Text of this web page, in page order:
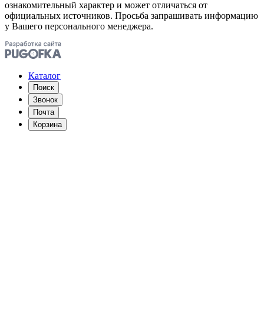
ознакомительный характер и может отличаться от
официальных источников. Просьба запрашивать информацию
у Вашего персонального менеджера.
Каталог
Поиск
Звонок
Почта
Корзина